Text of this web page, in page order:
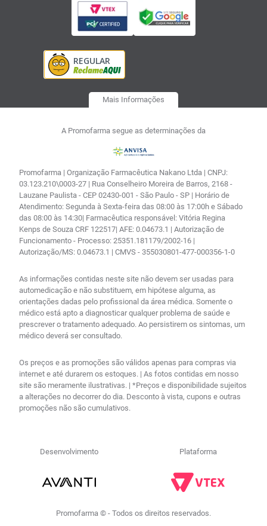
Mais Informações
A Promofarma segue as determinações da
Promofarma | Organização Farmacêutica Nakano Ltda | CNPJ:
03.123.210\0003-27 | Rua Conselheiro Moreira de Barros, 2168 -
Lauzane Paulista - CEP 02430-001 - São Paulo - SP | Horário de
Atendimento: Segunda à Sexta-feira das 08:00 às 17:00h e Sábado
das 08:00 às 14:30| Farmacêutica responsável: Vitória Regina
Kenps de Souza CRF 122517| AFE: 0.04673.1 | Autorização de
Funcionamento - Processo: 25351.181179/2002-16 |
Autorização/MS: 0.04673.1 | CMVS - 355030801-477-000356-1-0
As informações contidas neste site não devem ser usadas para
automedicação e não substituem, em hipótese alguma, as
orientações dadas pelo profissional da área médica. Somente o
médico está apto a diagnosticar qualquer problema de saúde e
prescrever o tratamento adequado. Ao persistirem os sintomas, um
médico deverá ser consultado.
Os preços e as promoções são válidos apenas para compras via
internet e até durarem os estoques. | As fotos contidas em nosso
site são meramente ilustrativas. | *Preços e disponibilidade sujeitos
a alterações no decorrer do dia. Desconto à vista, cupons e outras
promoções não são cumulativos.
Desenvolvimento Plataforma
Promofarma © - Todos os direitos reservados.